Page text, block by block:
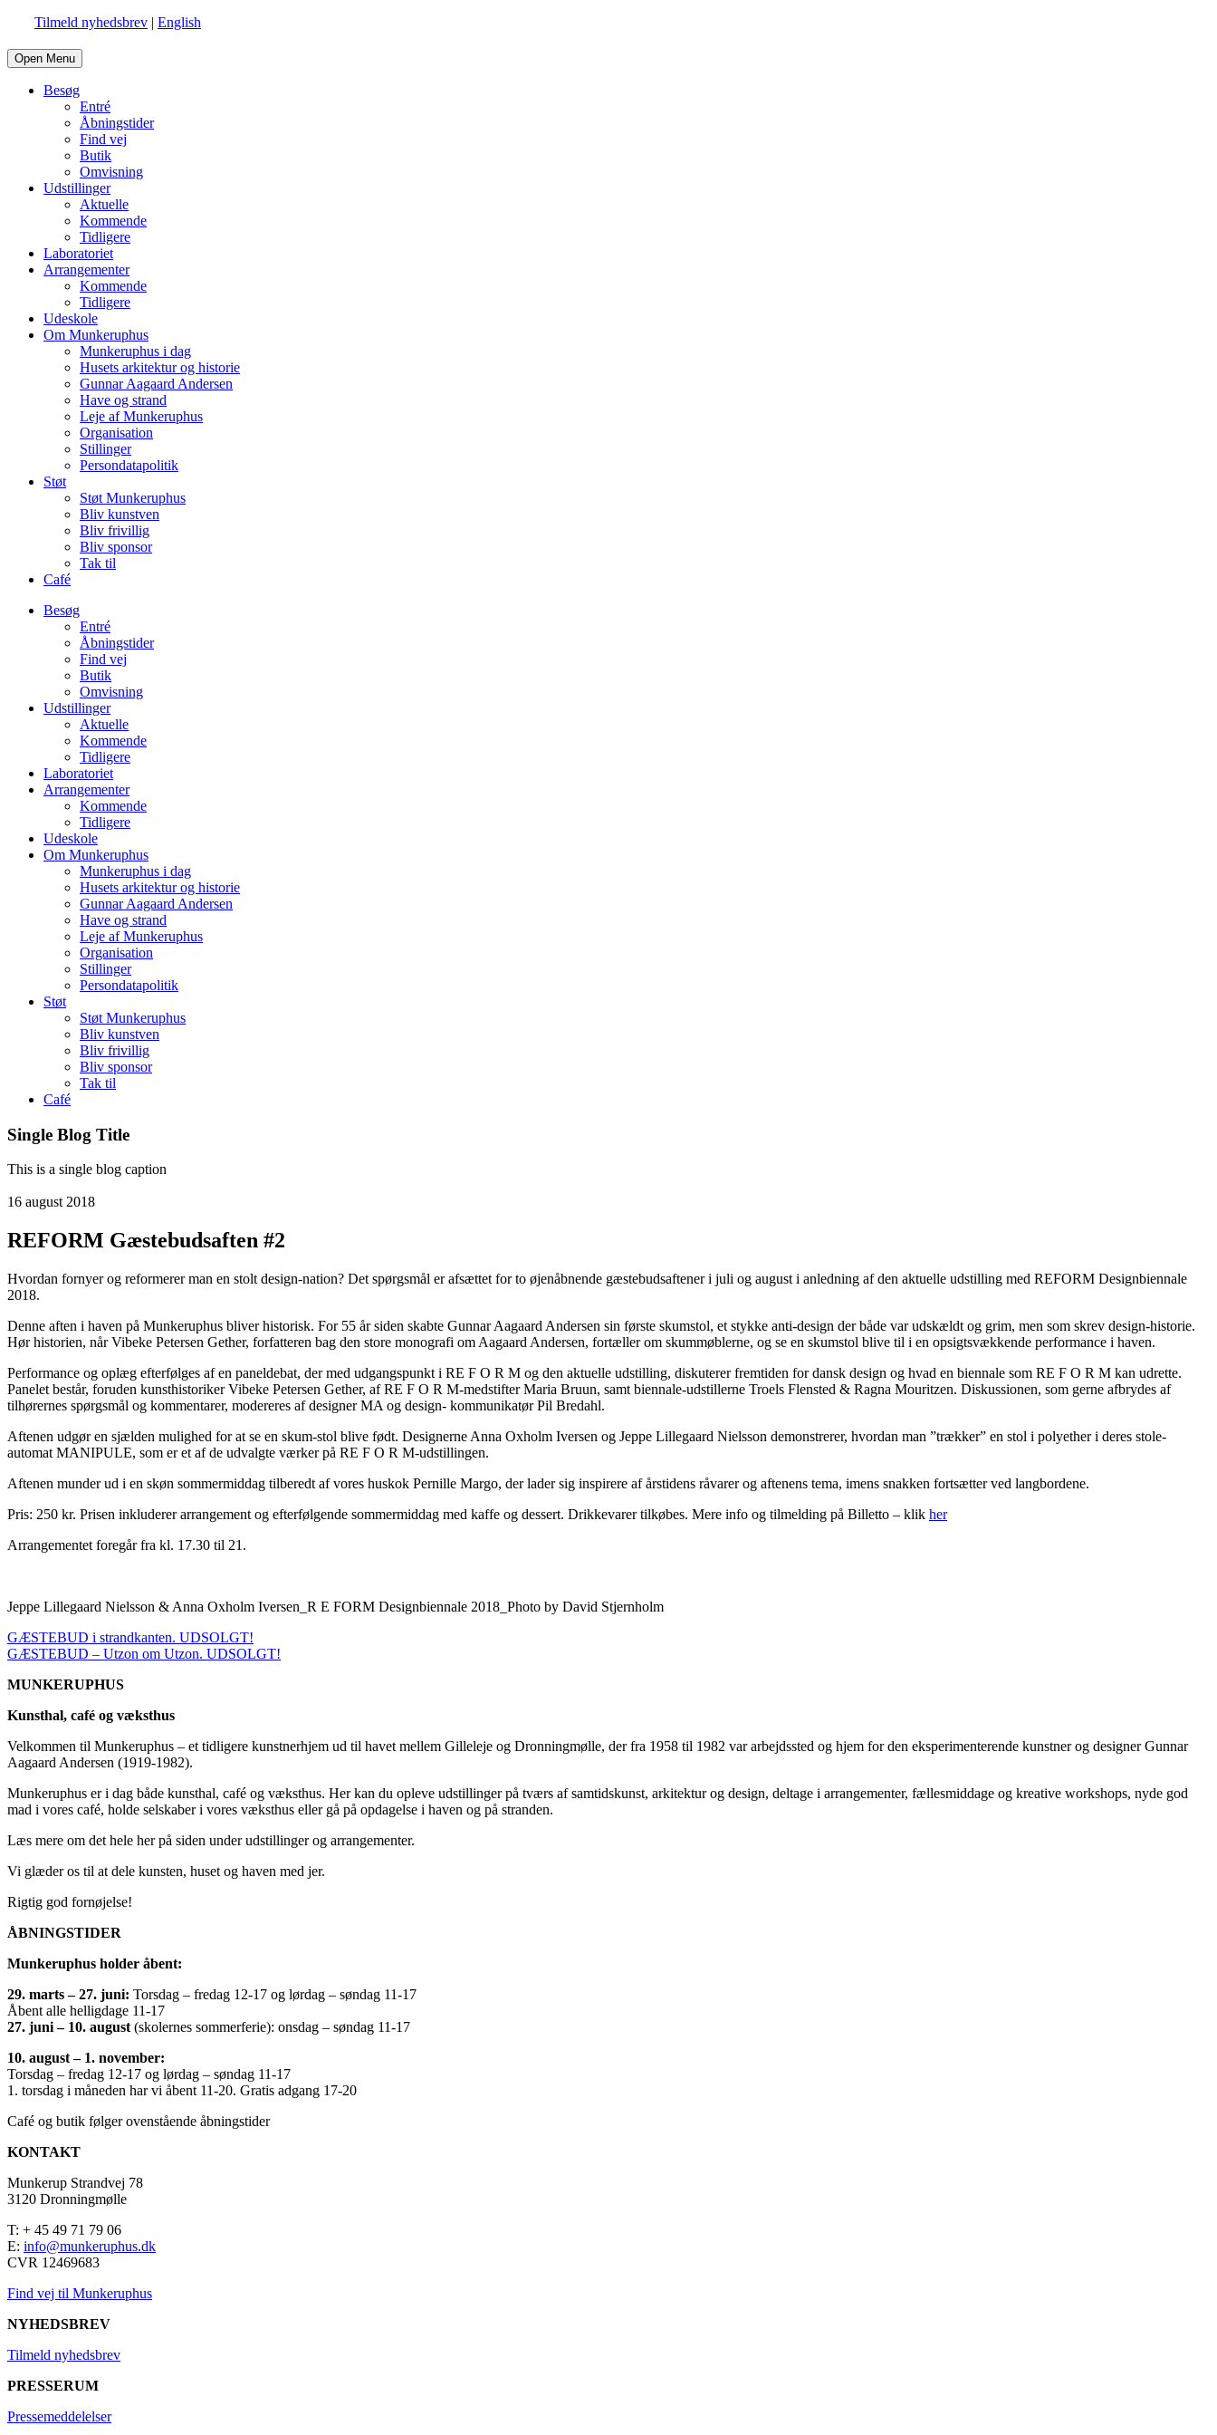
Tilmeld nyhedsbrev | English
Open Menu
Besøg
Entré
Åbningstider
Find vej
Butik
Omvisning
Udstillinger
Aktuelle
Kommende
Tidligere
Laboratoriet
Arrangementer
Kommende
Tidligere
Udeskole
Om Munkeruphus
Munkeruphus i dag
Husets arkitektur og historie
Gunnar Aagaard Andersen
Have og strand
Leje af Munkeruphus
Organisation
Stillinger
Persondatapolitik
Støt
Støt Munkeruphus
Bliv kunstven
Bliv frivillig
Bliv sponsor
Tak til
Café
Besøg
Entré
Åbningstider
Find vej
Butik
Omvisning
Udstillinger
Aktuelle
Kommende
Tidligere
Laboratoriet
Arrangementer
Kommende
Tidligere
Udeskole
Om Munkeruphus
Munkeruphus i dag
Husets arkitektur og historie
Gunnar Aagaard Andersen
Have og strand
Leje af Munkeruphus
Organisation
Stillinger
Persondatapolitik
Støt
Støt Munkeruphus
Bliv kunstven
Bliv frivillig
Bliv sponsor
Tak til
Café
Single Blog Title
This is a single blog caption
16 august 2018
REFORM Gæstebudsaften #2
Hvordan fornyer og reformerer man en stolt design-nation? Det spørgsmål er afsættet for to øjenåbnende gæstebudsaftener i juli og august i anledning af den aktuelle udstilling med REFORM Designbiennale
2018.
Denne aften i haven på Munkeruphus bliver historisk. For 55 år siden skabte Gunnar Aagaard Andersen sin første skumstol, et stykke anti-design der både var udskældt og grim, men som skrev design-historie.
Hør historien, når Vibeke Petersen Gether, forfatteren bag den store monografi om Aagaard Andersen, fortæller om skummøblerne, og se en skumstol blive til i en opsigtsvækkende performance i haven.
Performance og oplæg efterfølges af en paneldebat, der med udgangspunkt i RE F O R M og den aktuelle udstilling, diskuterer fremtiden for dansk design og hvad en biennale som RE F O R M kan udrette.
Panelet består, foruden kunsthistoriker Vibeke Petersen Gether, af RE F O R M-medstifter Maria Bruun, samt biennale-udstillerne Troels Flensted & Ragna Mouritzen. Diskussionen, som gerne afbrydes af
tilhørernes spørgsmål og kommentarer, modereres af designer MA og design- kommunikatør Pil Bredahl.
Aftenen udgør en sjælden mulighed for at se en skum-stol blive født. Designerne Anna Oxholm Iversen og Jeppe Lillegaard Nielsson demonstrerer, hvordan man ”trækker” en stol i polyether i deres stole-
automat MANIPULE, som er et af de udvalgte værker på RE F O R M-udstillingen.
Aftenen munder ud i en skøn sommermiddag tilberedt af vores huskok Pernille Margo, der lader sig inspirere af årstidens råvarer og aftenens tema, imens snakken fortsætter ved langbordene.
Pris: 250 kr. Prisen inkluderer arrangement og efterfølgende sommermiddag med kaffe og dessert. Drikkevarer tilkøbes. Mere info og tilmelding på Billetto – klik her
Arrangementet foregår fra kl. 17.30 til 21.
Jeppe Lillegaard Nielsson & Anna Oxholm Iversen_R E FORM Designbiennale 2018_Photo by David Stjernholm
GÆSTEBUD i strandkanten. UDSOLGT!
GÆSTEBUD – Utzon om Utzon. UDSOLGT!
MUNKERUPHUS
Kunsthal, café og væksthus
Velkommen til Munkeruphus – et tidligere kunstnerhjem ud til havet mellem Gilleleje og Dronningmølle, der fra 1958 til 1982 var arbejdssted og hjem for den eksperimenterende kunstner og designer Gunnar
Aagaard Andersen (1919-1982).
Munkeruphus er i dag både kunsthal, café og væksthus. Her kan du opleve udstillinger på tværs af samtidskunst, arkitektur og design, deltage i arrangementer, fællesmiddage og kreative workshops, nyde god
mad i vores café, holde selskaber i vores væksthus eller gå på opdagelse i haven og på stranden.
Læs mere om det hele her på siden under udstillinger og arrangementer.
Vi glæder os til at dele kunsten, huset og haven med jer.
Rigtig god fornøjelse!
ÅBNINGSTIDER
Munkeruphus holder åbent:
29. marts – 27. juni: Torsdag – fredag 12-17 og lørdag – søndag 11-17
Åbent alle helligdage 11-17
27. juni – 10. august (skolernes sommerferie): onsdag – søndag 11-17
10. august – 1. november:
Torsdag – fredag 12-17 og lørdag – søndag 11-17
1. torsdag i måneden har vi åbent 11-20. Gratis adgang 17-20
Café og butik følger ovenstående åbningstider
KONTAKT
Munkerup Strandvej 78
3120 Dronningmølle
T: + 45 49 71 79 06
E: info@munkeruphus.dk
CVR 12469683
Find vej til Munkeruphus
NYHEDSBREV
Tilmeld nyhedsbrev
PRESSERUM
Pressemeddelelser